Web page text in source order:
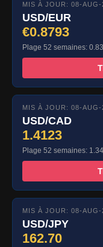
MIS À JOUR: 08-AUG-
USD/EUR
€0.8793
Plage 52 semaines:
MIS À JOUR: 08-AUG-
USD/CAD
1.4123
Plage 52 semaines:
MIS À JOUR: 08-AUG-
USD/JPY
162.70